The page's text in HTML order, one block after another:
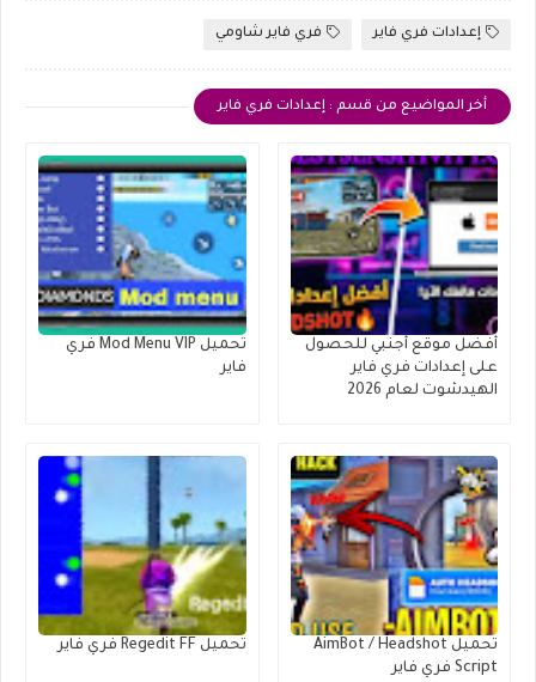
إعدادات فري فاير فري فاير شاومي
أخر المواضيع من قسم : إعدادات فري فاير
أفضل موقع أجنبي للحصول
على إعدادات فري فاير
الهيدشوت لعام 2026
تحميل Mod Menu VIP فري
فاير
تحميل AimBot / Headshot
Script فري فاير
تحميل Regedit FF فري فاير